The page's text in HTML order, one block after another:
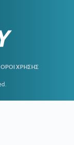
ΟΡΟΙ ΧΡΗΣΗΣ